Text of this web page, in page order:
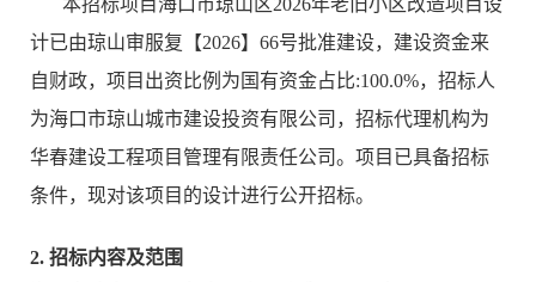
本招标项目海口市琼山区2026年老旧小区改造项目设
计已由琼山审服复【2026】66号批准建设，建设资金来
自财政，项目出资比例为国有资金占比:100.0%，招标人
为海口市琼山城市建设投资有限公司，招标代理机构为
华春建设工程项目管理有限责任公司。项目已具备招标
条件，现对该项目的设计进行公开招标。
2. 招标内容及范围